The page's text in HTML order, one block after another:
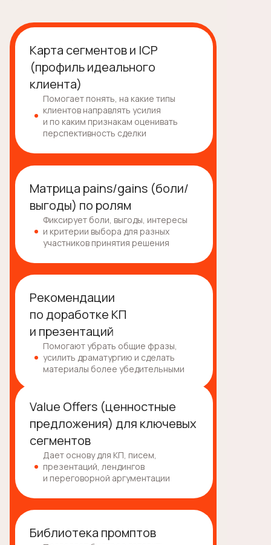
Карта сегментов и ICP
(профиль идеального
клиента)
Помогает понять, на какие типы
клиентов направлять усилия
и по каким признакам оценивать
перспективность сделки
Библиотека промптов
Value Offers (ценностные
предложения) для ключевых
сегментов
Дает основу для КП, писем,
презентаций, лендингов
и переговорной аргументации
Рекомендации
по доработке КП
и презентаций
Помогают убрать общие фразы,
усилить драматургию и сделать
материалы более убедительными
Матрица pains/gains (боли/
выгоды) по ролям
Фиксирует боли, выгоды, интересы
и критерии выбора для разных
участников принятия решения